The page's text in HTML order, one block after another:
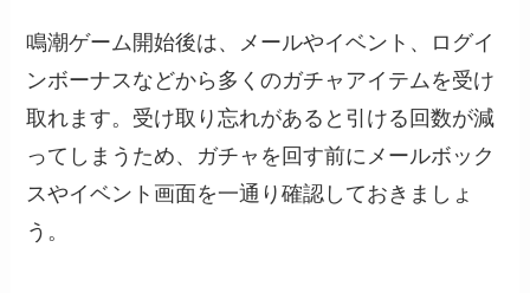
鳴潮ゲーム開始後は、メールやイベント、ログイ
ンボーナスなどから多くのガチャアイテムを受け
取れます。受け取り忘れがあると引ける回数が減
ってしまうため、ガチャを回す前にメールボック
スやイベント画面を一通り確認しておきましょ
う。